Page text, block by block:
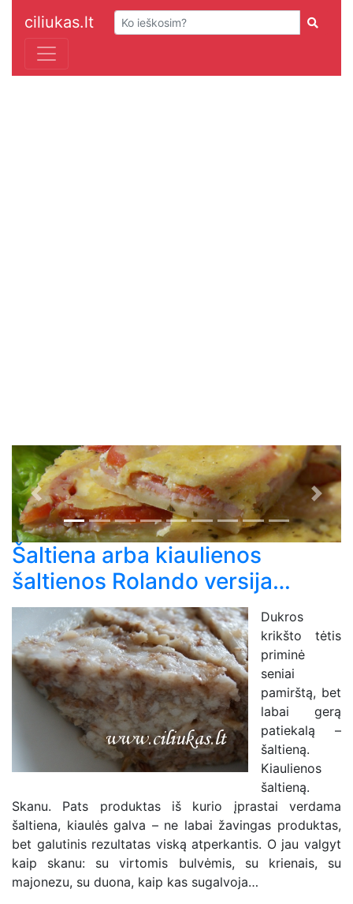
ciliukas.lt
Previous Next
Šaltiena arba kiaulienos
šaltienos Rolando versija…
Dukros
krikšto tėtis
priminė
seniai
pamirštą, bet
labai gerą
patiekalą –
šaltieną.
Kiaulienos
šaltieną.
Skanu. Pats produktas iš kurio įprastai verdama
šaltiena, kiaulės galva – ne labai žavingas produktas,
bet galutinis rezultatas viską atperkantis. O jau valgyt
kaip skanu: su virtomis bulvėmis, su krienais, su
majonezu, su duona, kaip kas sugalvoja…